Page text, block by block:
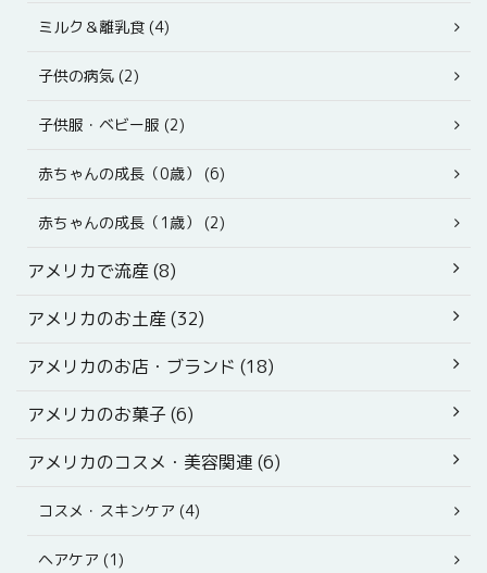
ミルク＆離乳食 (4)
子供の病気 (2)
子供服・ベビー服 (2)
赤ちゃんの成長（0歳） (6)
赤ちゃんの成長（1歳） (2)
アメリカで流産 (8)
アメリカのお土産 (32)
アメリカのお店・ブランド (18)
アメリカのお菓子 (6)
アメリカのコスメ・美容関連 (6)
コスメ・スキンケア (4)
ヘアケア (1)